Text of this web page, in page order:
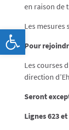
en raison de
Les mesures
Pour
Les courses
direction
Seront
Lignes 623 et
Ouvrir la barre d’outils